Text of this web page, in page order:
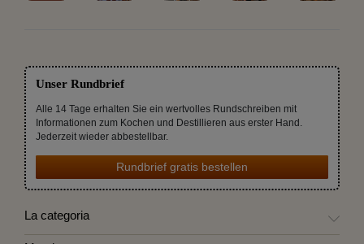
Unser Rundbrief
Alle 14 Tage erhalten Sie ein wertvolles Rundschreiben mit
Informationen zum Kochen und Destillieren aus erster Hand.
Jederzeit wieder abbestellbar.
Rundbrief gratis bestellen
La categoria